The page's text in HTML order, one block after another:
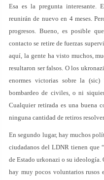
Esa es la pregunta interesante.
reunirán de nuevo en 4 meses.
progresos. Bueno, es posible
contacto se retire de fuerzas
aquí, la gente ha visto muchos,
resultaron ser falsos. O los
enormes victorias sobre la (sic)
bombardeo de civiles, o ni
Cualquier retirada es una buena
ninguna cantidad de retiros
En segundo lugar, hay muchos
ciudadanos del LDNR tienen que
de Estado urkonazi o su ideología.
hay muy pocos voluntarios rusos